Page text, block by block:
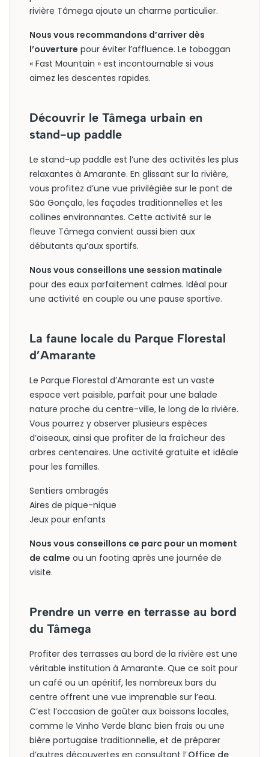
rivière Tâmega ajoute un charme particulier.
Nous vous recommandons d’arriver dès
l’ouverture pour éviter l’affluence. Le toboggan
« Fast Mountain » est incontournable si vous
aimez les descentes rapides.
Découvrir le Tâmega urbain en
stand-up paddle
Le stand-up paddle est l’une des activités les plus
relaxantes à Amarante. En glissant sur la rivière,
vous profitez d’une vue privilégiée sur le pont de
São Gonçalo, les façades traditionnelles et les
collines environnantes. Cette activité sur le
fleuve Tâmega convient aussi bien aux
débutants qu’aux sportifs.
Nous vous conseillons une session matinale
pour des eaux parfaitement calmes. Idéal pour
une activité en couple ou une pause sportive.
La faune locale du Parque Florestal
d’Amarante
Le Parque Florestal d’Amarante est un vaste
espace vert paisible, parfait pour une balade
nature proche du centre-ville, le long de la rivière.
Vous pourrez y observer plusieurs espèces
d’oiseaux, ainsi que profiter de la fraîcheur des
arbres centenaires. Une activité gratuite et idéale
pour les familles.
Sentiers ombragés
Aires de pique-nique
Jeux pour enfants
Nous vous conseillons ce parc pour un moment
de calme ou un footing après une journée de
visite.
Prendre un verre en terrasse au bord
du Tâmega
Profiter des terrasses au bord de la rivière est une
véritable institution à Amarante. Que ce soit pour
un café ou un apéritif, les nombreux bars du
centre offrent une vue imprenable sur l’eau.
C’est l’occasion de goûter aux boissons locales,
comme le Vinho Verde blanc bien frais ou une
bière portugaise traditionnelle, et de préparer
d’autres découvertes en consultant l’Office de